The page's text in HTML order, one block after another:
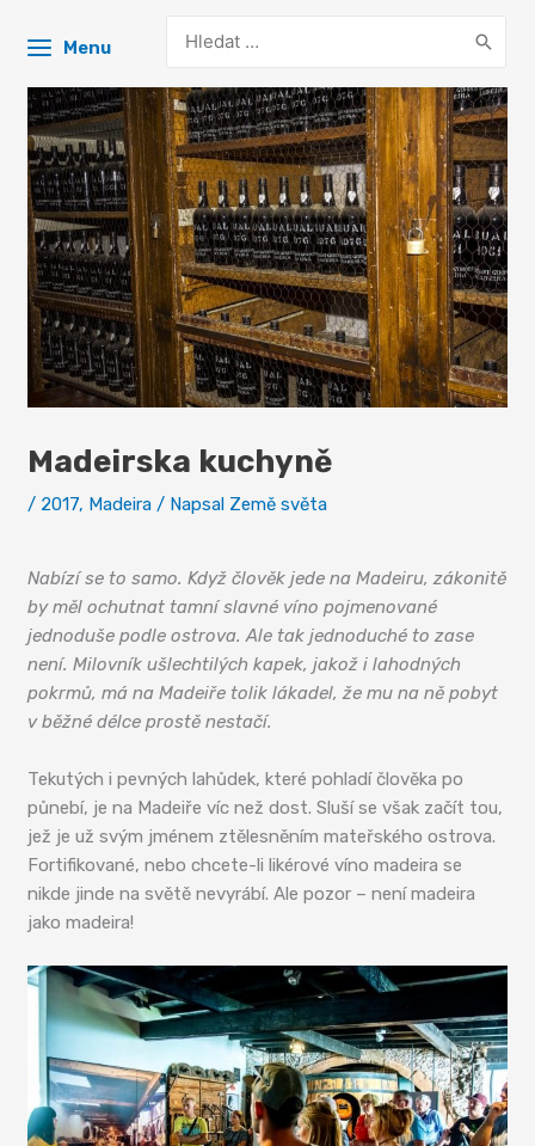
Menu
for:
Madeirska kuchyně
/ 2017, Madeira / Napsal Země světa
Nabízí se to samo. Když člověk jede na Madeiru, zákonitě
by měl ochutnat tamní slavné víno pojmenované
jednoduše podle ostrova. Ale tak jednoduché to zase
není. Milovník ušlechtilých kapek, jakož i lahodných
pokrmů, má na Madeiře tolik lákadel, že mu na ně pobyt
v běžné délce prostě nestačí.
Tekutých i pevných lahůdek, které pohladí člověka po
půnebí, je na Madeiře víc než dost. Sluší se však začít tou,
jež je už svým jménem ztělesněním mateřského ostrova.
Fortifikované, nebo chcete-li likérové víno madeira se
nikde jinde na světě nevyrábí. Ale pozor – není madeira
jako madeira!